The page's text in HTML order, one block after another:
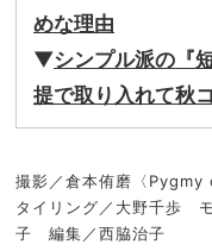
めな理由
▼シンプル派の『
提で取り入れて秋
撮影／倉本侑磨〈
タイリング／大野千歩
子 編集／西脇治子